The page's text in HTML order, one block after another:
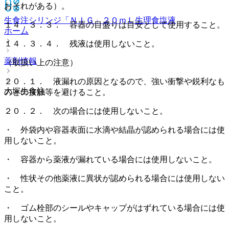
生食注シリンジ「ＮＩＧ」２０ｍＬ生理食塩液
ホーム
薬剤情報
大塚生食注
おそれがある）。
１４．３．３． 容器の目盛りは目安として使用すること。
１４．３．４． 残液は使用しないこと。
（取扱い上の注意）
２０．１． 液漏れの原因となるので、強い衝撃や鋭利なも
のとの接触等を避けること。
２０．２． 次の場合には使用しないこと。
・ 外袋内や容器表面に水滴や結晶が認められる場合には使
用しないこと。
・ 容器から薬液が漏れている場合には使用しないこと。
・ 性状その他薬液に異状が認められる場合には使用しない
こと。
・ ゴム栓部のシールやキャップがはずれている場合には使
用しないこと。